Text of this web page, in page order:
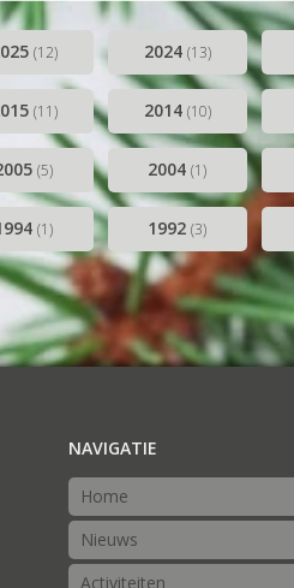
De
Musical
Stabiliteit
(12) 2024 (13)
(11) 2014 (10)
(5) 2004(1)
(1) 1992(3)
NAVIGATIE
Home
Nieuws
Activiteiten